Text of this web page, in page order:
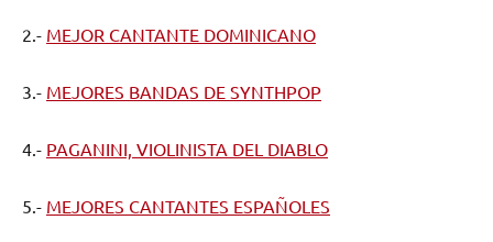
2.- MEJOR CANTANTE DOMINICANO
3.- MEJORES BANDAS DE SYNTHPOP
4.- PAGANINI, VIOLINISTA DEL DIABLO
5.- MEJORES CANTANTES ESPAÑOLES